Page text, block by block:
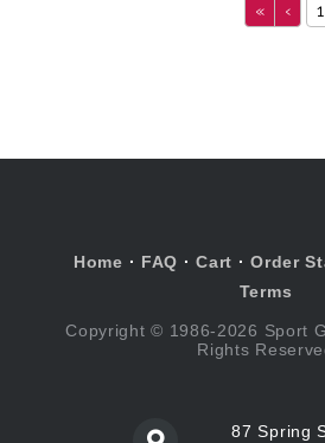
« ‹ 1
Home · FAQ ·Cart ·Order
Terms
Copyright © 1986-2026 Sport
Rights
87 Spring